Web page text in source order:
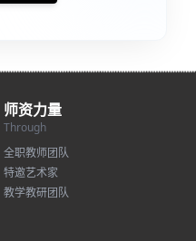
师资力量
Through
全职教师团队
特邀艺术家
教学教研团队